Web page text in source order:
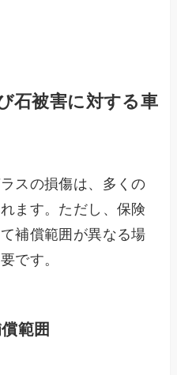
石被害に対する車
スの損傷は、多くの
ます。ただし、保険
補償範囲が異なる場
です。
範囲